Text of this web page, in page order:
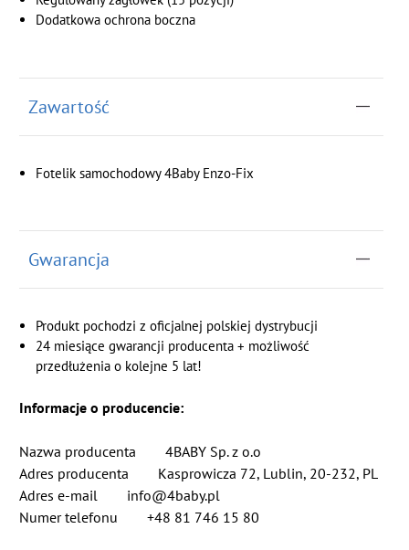
Dodatkowa ochrona boczna
Zawartość
Fotelik samochodowy 4Baby Enzo-Fix
Gwarancja
Produkt pochodzi z oficjalnej polskiej dystrybucji
24 miesiące gwarancji producenta + możliwość
przedłużenia o kolejne 5 lat!
Informacje o producencie:
Nazwa producenta 4BABY Sp. z o.o
Adres producenta Kasprowicza 72, Lublin, 20-232, PL
Adres e-mail info@4baby.pl
Numer telefonu +48 81 746 15 80